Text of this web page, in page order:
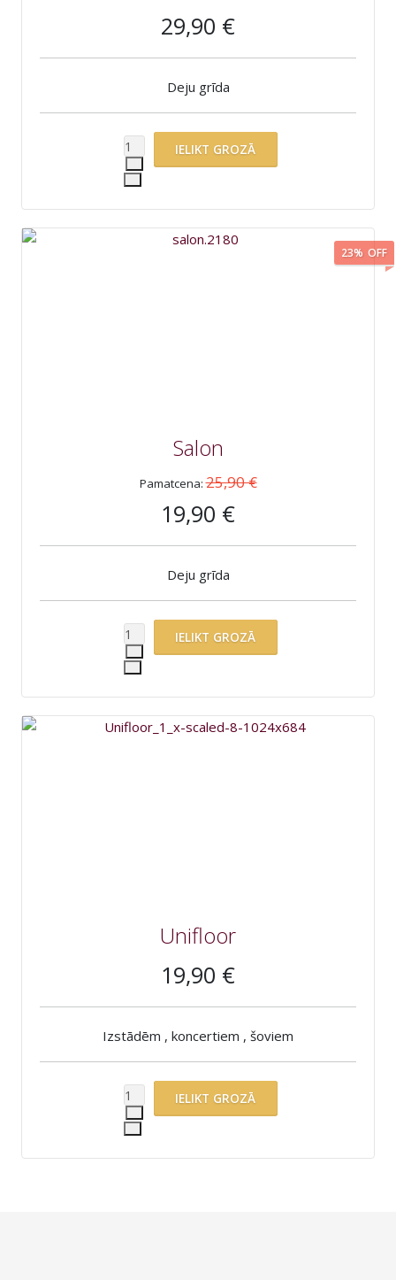
29,90 €
Deju grīda
Salon
Pamatcena:25,90 €
19,90 €
23% OFF
Deju grīda
Unifloor
19,90 €
Izstādēm , koncertiem , šoviem